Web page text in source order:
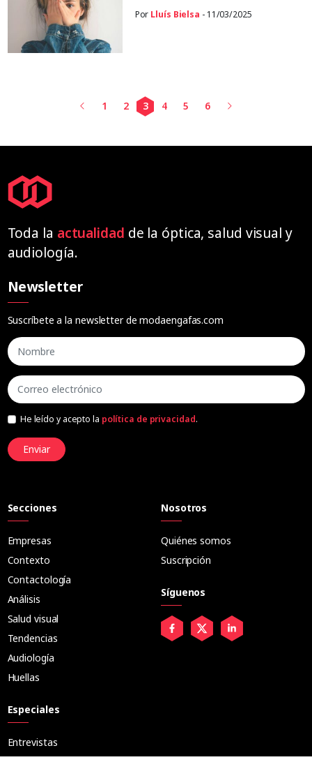
Por Lluís Bielsa - 11/03/2025
1 2 3 4 5 6
Toda la actualidad de la óptica, salud visual y
audiología.
Newsletter
Suscríbete a la newsletter de modaengafas.com
He leído y acepto la política de privacidad.
Enviar
Secciones
Empresas
Contexto
Contactología
Análisis
Salud visual
Tendencias
Audiología
Huellas
Especiales
Entrevistas
Nosotros
Quiénes somos
Suscripción
Síguenos